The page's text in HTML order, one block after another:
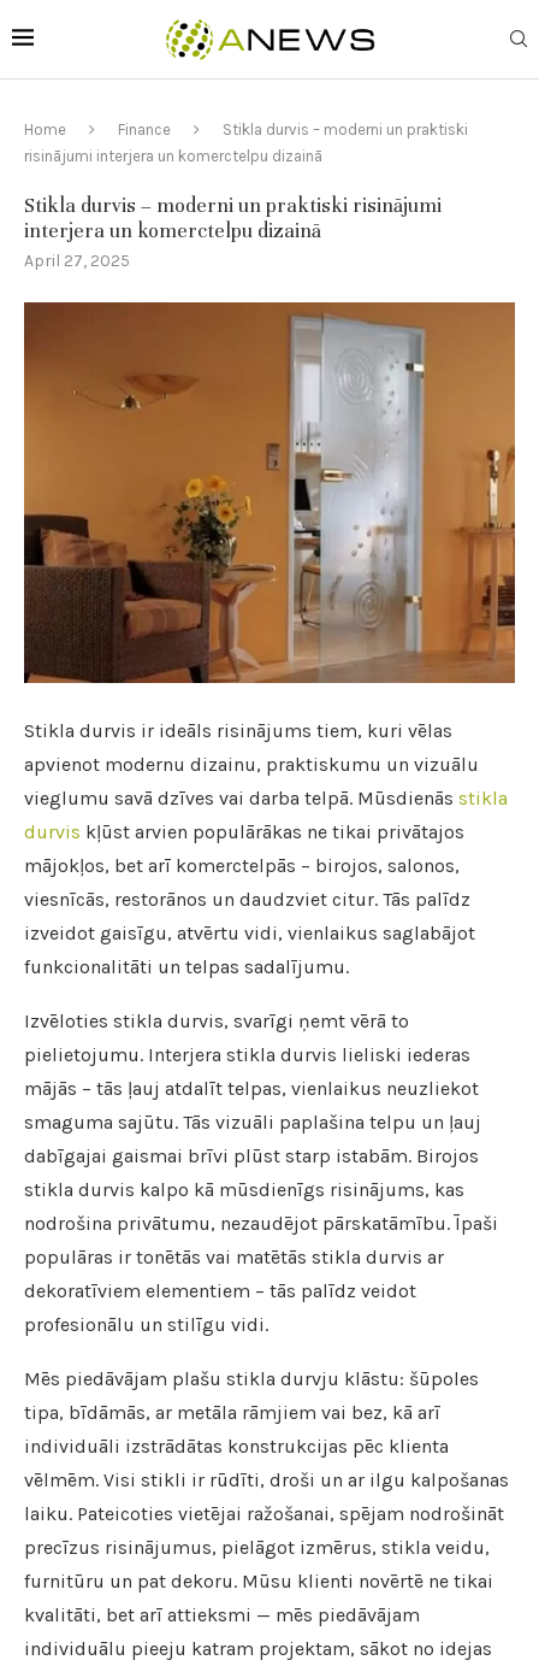
Home Finance
Stikla durvis – moderni un praktiski
risinājumi interjera un komerctelpu dizainā
Stikla durvis – moderni un praktiski risinājumi
interjera un komerctelpu dizainā
April 27, 2025
Stikla durvis ir ideāls risinājums tiem, kuri vēlas
apvienot modernu dizainu, praktiskumu un vizuālu
vieglumu savā dzīves vai darba telpā. Mūsdienās stikla
durvis kļūst arvien populārākas ne tikai privātajos
mājokļos, bet arī komerctelpās – birojos, salonos,
viesnīcās, restorānos un daudzviet citur. Tās palīdz
izveidot gaisīgu, atvērtu vidi, vienlaikus saglabājot
funkcionalitāti un telpas sadalījumu.
Izvēloties stikla durvis, svarīgi ņemt vērā to
pielietojumu. Interjera stikla durvis lieliski iederas
mājās – tās ļauj atdalīt telpas, vienlaikus neuzliekot
smaguma sajūtu. Tās vizuāli paplašina telpu un ļauj
dabīgajai gaismai brīvi plūst starp istabām. Birojos
stikla durvis kalpo kā mūsdienīgs risinājums, kas
nodrošina privātumu, nezaudējot pārskatāmību. Īpaši
populāras ir tonētās vai matētās stikla durvis ar
dekoratīviem elementiem – tās palīdz veidot
profesionālu un stilīgu vidi.
Mēs piedāvājam plašu stikla durvju klāstu: šūpoles
tipa, bīdāmās, ar metāla rāmjiem vai bez, kā arī
individuāli izstrādātas konstrukcijas pēc klienta
vēlmēm. Visi stikli ir rūdīti, droši un ar ilgu kalpošanas
laiku. Pateicoties vietējai ražošanai, spējam nodrošināt
precīzus risinājumus, pielāgot izmērus, stikla veidu,
furnitūru un pat dekoru. Mūsu klienti novērtē ne tikai
kvalitāti, bet arī attieksmi — mēs piedāvājam
individuālu pieeju katram projektam, sākot no idejas